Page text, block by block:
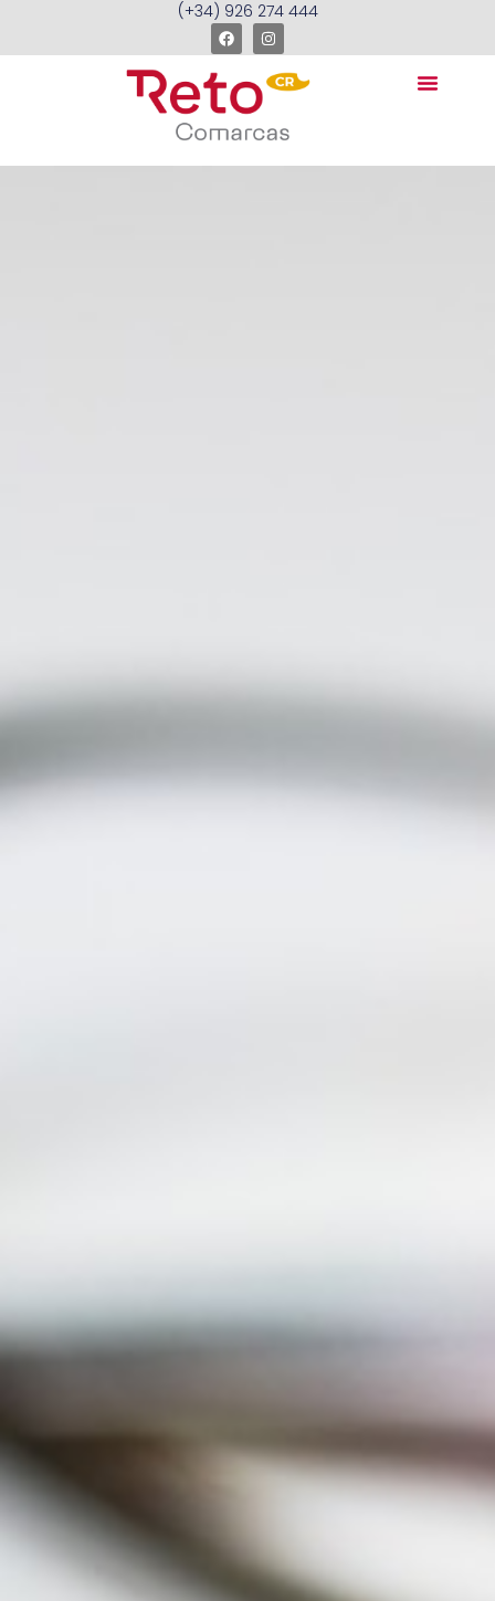
(+34) 926 274 444